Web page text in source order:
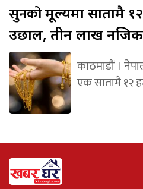
सुनकोमूल्यमा सातामै
उछाल, तीन लाख नजिक
काठमाडौं ।
एक सातामै १२